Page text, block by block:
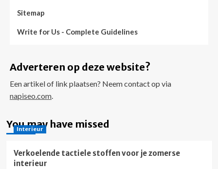
Sitemap
Write for Us - Complete Guidelines
Adverteren op deze website?
Een artikel of link plaatsen? Neem contact op via
napiseo.com.
You may have missed
Interieur
Verkoelende tactiele stoffen voor je zomerse
interieur